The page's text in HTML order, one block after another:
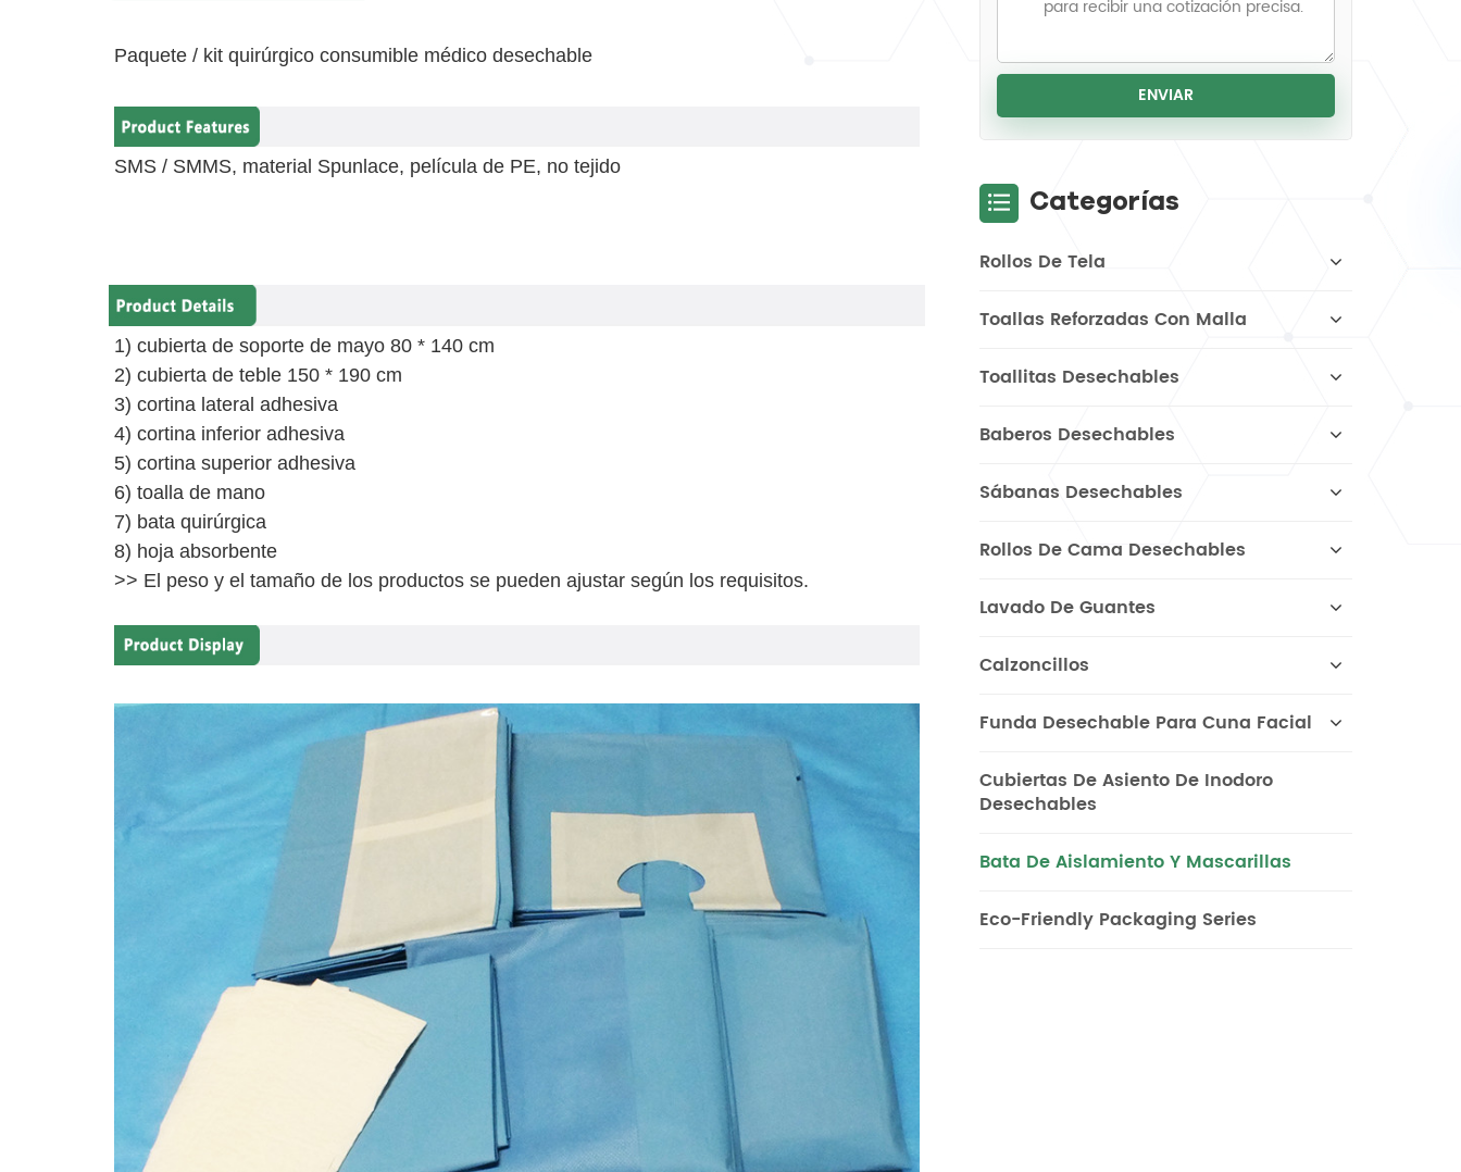
Paquete / kit quirúrgico consumible médico desechable
SMS / SMMS, material Spunlace, película de PE, no tejido
1) cubierta de soporte de mayo 80 * 140 cm
2) cubierta de teble 150 * 190 cm
3) cortina lateral adhesiva
4) cortina inferior adhesiva
5) cortina superior adhesiva
6) toalla de mano
7) bata quirúrgica
8) hoja absorbente
>> El peso y el tamaño de los productos se pueden ajustar según los requisitos.
Categorías
Rollos De Tela
Toallas Reforzadas Con Malla
Toallitas Desechables
Baberos Desechables
Sábanas Desechables
Rollos De Cama Desechables
Lavado De Guantes
Calzoncillos
Funda Desechable Para Cuna Facial
Cubiertas De Asiento De Inodoro
Desechables
Bata De Aislamiento Y Mascarillas
Eco-Friendly Packaging Series